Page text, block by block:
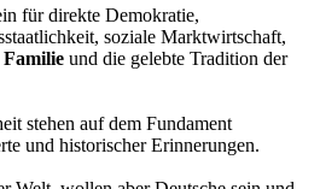
für direkte Demokratie,
soziale Marktwirtschaft,
Familie und die gelebte Tradition der
stehen auf dem Fundament
und historischer Erinnerungen.